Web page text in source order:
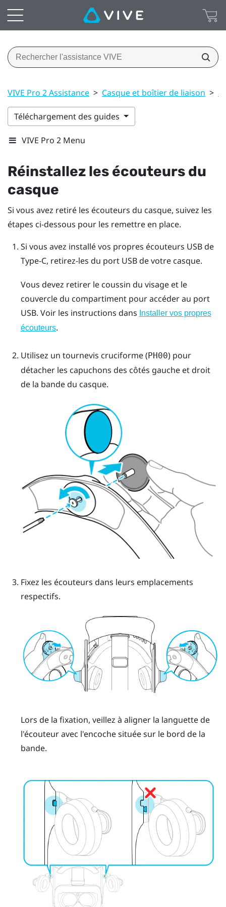
VIVE Pro 2 Assistance > Casque et boîtier de liaison >
Téléchargement des guides
VIVE Pro 2 Menu
Réinstallez les écouteurs du
casque
Si vous avez retiré les écouteurs du casque, suivez les
étapes ci-dessous pour les remettre en place.
Si vous avez installé vos propres écouteurs USB de
Type-C, retirez-les du port USB de votre casque.
Vous devez retirer le coussin du visage et le
couvercle du compartiment pour accéder au port
USB. Voir les instructions dans Installer vos propres
écouteurs.
Utilisez un tournevis cruciforme (PH00) pour
détacher les capuchons des côtés gauche et droit
de la bande du casque.
Fixez les écouteurs dans leurs emplacements
respectifs.
Lors de la fixation, veillez à aligner la languette de
l'écouteur avec l'encoche située sur le bord de la
bande.